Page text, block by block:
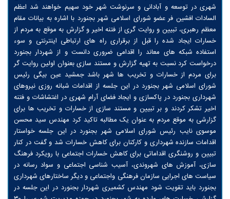
شهری در توسعه و آبادانی و سرنوشت شهر خود سهیم خواهند شد اعظم
السادات افشین فر عضو شورای اسلامی شهر بجنورد با اشاره به بیانات مقام
معظم رهبری، تبیین و روایت گری از فتنه اخیر و گزارش به موقع به مردم از
خسارات ایجاد شده را قبل از برقراری راه های ارتباطی اینترنتی و سوء
استفاده شبکه های معاند را اقدامی ضروری دانست و از شهردار بجنورد
درخواست کرد نسبت به تهیه گزارش و مستند سازی بعنوان اولین روایت گر
برای مردم از خسارات و تخریب ها شهر باشد جمشید عین بیگی رئیس
شورای اسلامی شهر بجنورد در این جلسه از اقدامات شبانه روزی نیروهای
شهرداری بجنورد در پاکسازی و ایجاد فضای آرام شهری در اغتشاشات و فتنه
اخیر تشکر کردند و بر تبیین و مستند سازی از خسارات و تخریب ها برای
گزارشی به موقع مردم به عنوان یک مطالبه تاکید کرد مهندس سید محسن
موسوی نایب رئیس شورای اسلامی شهر بجنورد در این جلسه خواستار
اقدامات سازنده شهرداری و کارکنان برای کاهش خسارات شد و گفت در کنار
تبیین و روشنگری اقداماتی برای کاهش خسارات اجتماعی با رویکرد فرهنگ
سازی، آموزش های شهروندی، آسیب شناسی اجتماعی و سواد رسانه در
سیاست های اجرایی سازمان فرهنگی واجتماعی و دیگر ساختارهای شهرداری
بجنورد باید تقویت شود مهندس کشمیری شهردار بجنورد در این جلسه در